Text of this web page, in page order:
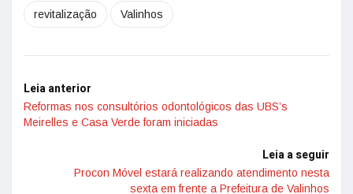
revitalização Valinhos
Leia anterior
Reformas nos consultórios odontológicos das UBS’s
Meirelles e Casa Verde foram iniciadas
Leia a seguir
Procon Móvel estará realizando atendimento nesta
sexta em frente a Prefeitura de Valinhos